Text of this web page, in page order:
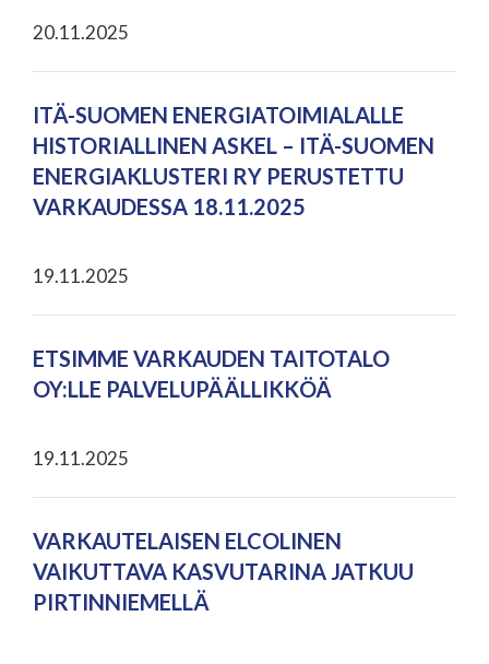
20.11.2025
ITÄ-SUOMEN ENERGIATOIMIALALLE
HISTORIALLINEN ASKEL – ITÄ-SUOMEN
ENERGIAKLUSTERI RY PERUSTETTU
VARKAUDESSA 18.11.2025
19.11.2025
ETSIMME VARKAUDEN TAITOTALO
OY:LLE PALVELUPÄÄLLIKKÖÄ
19.11.2025
VARKAUTELAISEN ELCOLINEN
VAIKUTTAVA KASVUTARINA JATKUU
PIRTINNIEMELLÄ